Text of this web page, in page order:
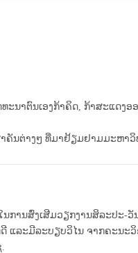
ນາຕົນເອງກ້າຄິດ, ກ້າສະແດ
ນຕ່າງໆ ທີ່ມາຢ້ຽມຢາມມະຫາ
ການສົ່ງເສີມວຽກງານສິລະປະ-
ແລະມີລະບຽບວິໄນ ຈາກຄະນະ